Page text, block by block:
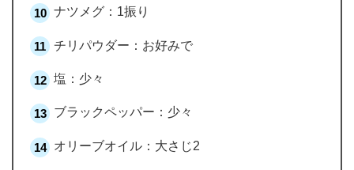
ナツメグ：1振り
チリパウダー：お好みで
塩：少々
ブラックペッパー：少々
オリーブオイル：大さじ2